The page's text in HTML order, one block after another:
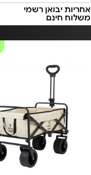
אחריות יבואן רשמי
משלוח חינם